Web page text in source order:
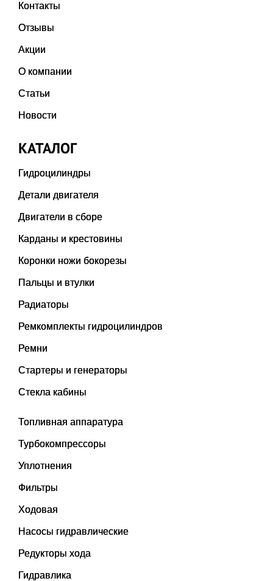
Контакты
Отзывы
Акции
О компании
Статьи
Новости
КАТАЛОГ
Гидроцилиндры
Детали двигателя
Двигатели в сборе
Карданы и крестовины
Коронки ножи бокорезы
Пальцы и втулки
Радиаторы
Ремкомплекты гидроцилиндров
Ремни
Стартеры и генераторы
Стекла кабины
Топливная аппаратура
Турбокомпрессоры
Уплотнения
Фильтры
Ходовая
Насосы гидравлические
Редукторы хода
Гидравлика